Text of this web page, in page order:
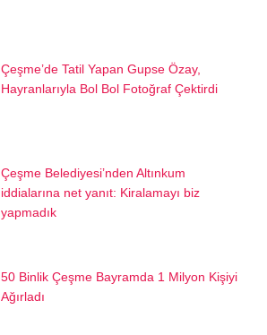
Çeşme’de Tatil Yapan Gupse Özay,
Hayranlarıyla Bol Bol Fotoğraf Çektirdi
Çeşme Belediyesi’nden Altınkum
iddialarına net yanıt: Kiralamayı biz
yapmadık
50 Binlik Çeşme Bayramda 1 Milyon Kişiyi
Ağırladı